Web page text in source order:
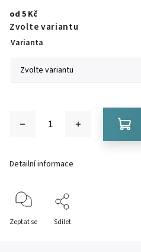
od 5 Kč
Zvolte variantu
Varianta
Detailní informace
Zeptat se Sdílet